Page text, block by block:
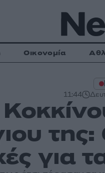
Οικονομία
11:44
για